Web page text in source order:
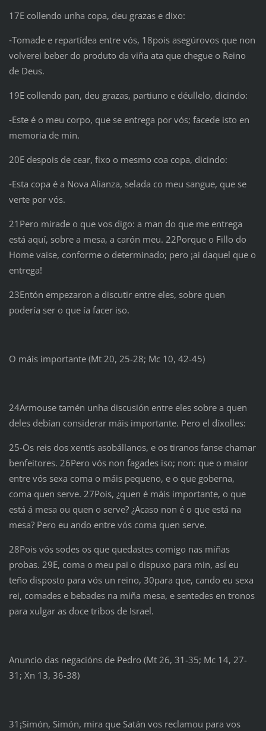
17E collendo unha copa, deu grazas e dixo:
‑Tomade e repartídea entre vós, 18pois asegúrovos que non
volverei beber do produto da viña ata que chegue o Reino
de Deus.
19E collendo pan, deu grazas, partiuno e déullelo, dicindo:
‑Este é o meu corpo, que se entrega por vós; facede isto en
memoria de min.
20E despois de cear, fixo o mesmo coa copa, dicindo:
‑Esta copa é a Nova Alianza, selada co meu sangue, que se
verte por vós.
21Pero mirade o que vos digo: a man do que me entrega
está aquí, sobre a mesa, a carón meu. 22Porque o Fillo do
Home vaise, conforme o determinado; pero ¡ai daquel que o
entrega!
23Entón empezaron a discutir entre eles, sobre quen
podería ser o que ía facer iso.
O máis importante (Mt 20, 25-28; Mc 10, 42-45)
24Armouse tamén unha discusión entre eles sobre a quen
deles debían considerar máis importante. Pero el díxolles:
25‑Os reis dos xentís asobállanos, e os tiranos fanse chamar
benfeitores. 26Pero vós non fagades iso; non: que o maior
entre vós sexa coma o máis pequeno, e o que goberna,
coma quen serve. 27Pois, ¿quen é máis importante, o que
está á mesa ou quen o serve? ¿Acaso non é o que está na
mesa? Pero eu ando entre vós coma quen serve.
28Pois vós sodes os que quedastes comigo nas miñas
probas. 29E, coma o meu pai o dispuxo para min, así eu
teño disposto para vós un reino, 30para que, cando eu sexa
rei, comades e bebades na miña mesa, e sentedes en tronos
para xulgar as doce tribos de Israel.
Anuncio das negacións de Pedro (Mt 26, 31-35; Mc 14, 27-
31; Xn 13, 36-38)
31¡Simón, Simón, mira que Satán vos reclamou para vos